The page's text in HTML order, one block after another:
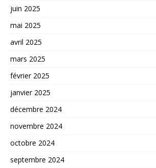
juin 2025
mai 2025
avril 2025
mars 2025
février 2025
janvier 2025
décembre 2024
novembre 2024
octobre 2024
septembre 2024